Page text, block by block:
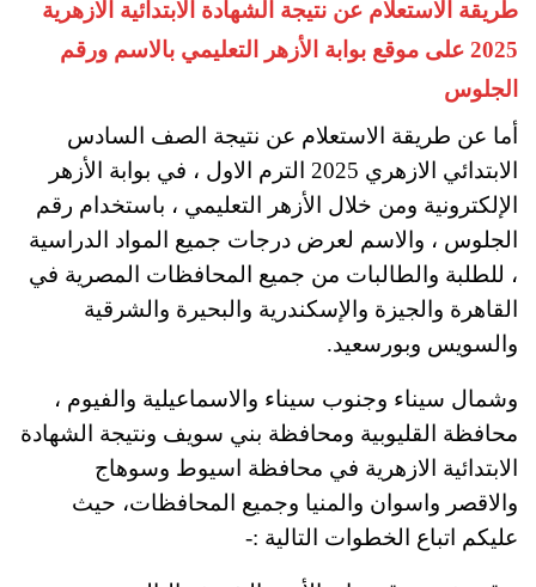
طريقة الاستعلام عن نتيجة الشهادة الابتدائية الازهرية
2025 على موقع بوابة الأزهر التعليمي بالاسم ورقم
الجلوس
أما عن طريقة الاستعلام عن نتيجة الصف السادس
الابتدائي الازهري 2025 الترم الاول ، في بوابة الأزهر
الإلكترونية ومن خلال الأزهر التعليمي ، باستخدام رقم
الجلوس ، والاسم لعرض درجات جميع المواد الدراسية
، للطلبة والطالبات من جميع المحافظات المصرية في
القاهرة والجيزة والإسكندرية والبحيرة والشرقية
والسويس وبورسعيد.
وشمال سيناء وجنوب سيناء والاسماعيلية والفيوم ،
محافظة القليوبية ومحافظة بني سويف ونتيجة الشهادة
الابتدائية الازهرية في محافظة اسيوط وسوهاج
والاقصر واسوان والمنيا وجميع المحافظات، حيث
عليكم اتباع الخطوات التالية :-